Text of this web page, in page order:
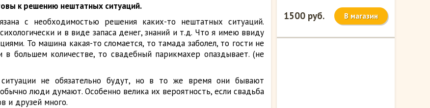
к решению нештатных ситуаций.
с необходимостью решения каких-то нештатных ситуаций.
и в виде запаса денег, знаний и т.д. Что я имею ввиду
То машина какая-то сломается, то тамада заболел, то гости не
в большем количестве, то свадебный парикмахер опаздывает. (не
не обязательно будут, но в то же время они бывают
люди думают. Особенно велика их вероятность, если свадьба
и друзей много.
1500 руб. В магазин